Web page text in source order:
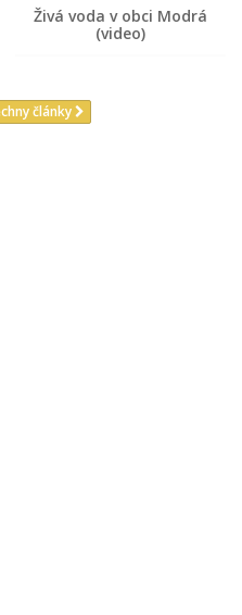
Živá voda v obci Modrá
(video)
články